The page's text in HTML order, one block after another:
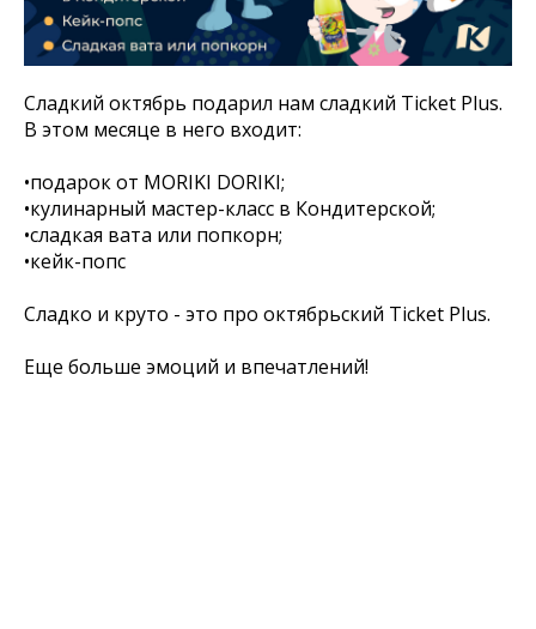
Сладкий октябрь подарил нам сладкий Ticket Plus.
В этом месяце в него входит:
•подарок от MORIKI DORIKI;
•кулинарный мастер-класс в Кондитерской;
•сладкая вата или попкорн;
•кейк-попс
Сладко и круто - это про октябрьский Ticket Plus.
Еще больше эмоций и впечатлений!